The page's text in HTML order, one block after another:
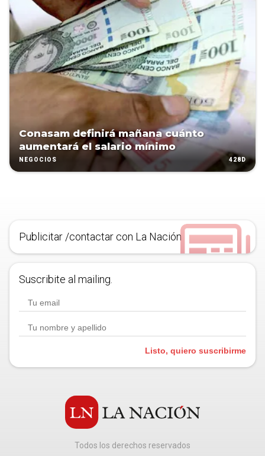
Conasam definirá mañana cuánto
aumentará el salario mínimo
NEGOCIOS 428D
Publicitar /contactar con La Nación
Suscribite al mailing.
Listo, quiero suscribirme
Todos los derechos reservados